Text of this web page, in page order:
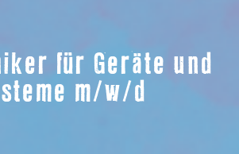
für Geräte und
m/w/d